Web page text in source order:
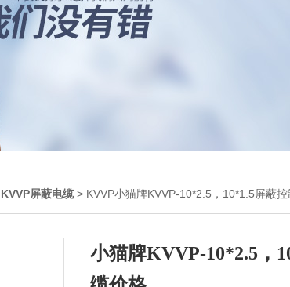
KVVP屏蔽电缆> KVVP小猫牌KVVP-10*2.5，10*1.5屏蔽控
小猫牌KVVP-10*2.5，